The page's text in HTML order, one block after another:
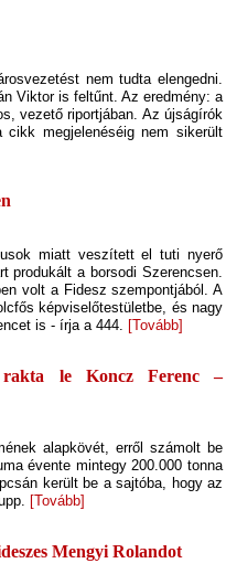
nem tudta elengedni.
Viktor is feltűnt. Az eredmény: a
vezető riportjában. Az újságírók
megjelenéséig nem sikerült
miatt veszített el tuti nyerő
produkált a borsodi Szerencsen.
volt a Fidesz szempontjából. A
képviselőtestületbe, és nagy
is - írja a 444. [Tovább]
rakta le Koncz Ferenc –
alapkövét, erről számolt be
évente mintegy 200.000 tonna
került be a sajtóba, hogy az
[Tovább]
Mengyi Rolandot